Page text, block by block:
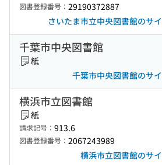
図書登録番号： 29190372887
さいたま市立中央図書館のサ
千葉市中央図書館
紙
千葉市中央図書館のサ
横浜市立図書館
紙
請求記号： 913.6
図書登録番号： 2067243989
横浜市立図書館のサ